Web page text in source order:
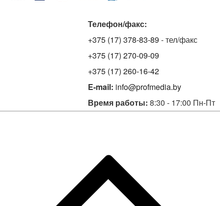
Телефон/факс:
+375 (17) 378-83-89 - тел/факс
+375 (17) 270-09-09
+375 (17) 260-16-42
E-mail: info@profmedia.by
Время работы: 8:30 - 17:00 Пн-Пт